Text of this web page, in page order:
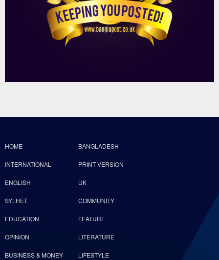
HOME BANGLADESH
INTERNATIONAL PRINT VERSION
ENGLISH UK
SYLHET COMMUNITY
EDUCATION FEATURE
OPINION LITERATURE
BUSINESS & MONEY LIFESTYLE